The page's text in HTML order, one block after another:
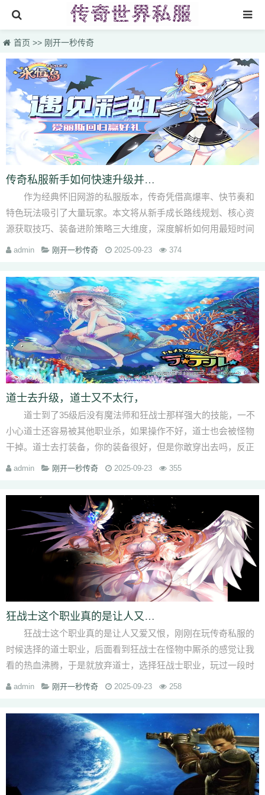
首页
找sf999传奇发布网
传奇搜服
热门私服
新开传奇网站
刚开一秒传奇
新开传奇网站专区
首页 >> 刚开一秒传奇
传奇私服新手如何快速升级并获取极品装备？
作为经典怀旧网游的私服版本，传奇凭借高爆率、快节奏和
特色玩法吸引了大量玩家。本文将从新手成长路线规划、核心资
源获取技巧、装备进阶策略三大维度，深度解析如何用最短时间
突破战力天花板，···
admin 刚开一秒传奇 2025-09-23 374
道士去升级，道士又不太行，
道士到了35级后没有魔法师和狂战士那样强大的技能，一不
小心道士还容易被其他职业杀，如果操作不好，道士也会被怪物
干掉。道士去打装备，你的装备很好，但是你敢穿出去吗，反正
我就没有进过几个···
admin 刚开一秒传奇 2025-09-23 355
狂战士这个职业真的是让人又爱又恨
狂战士这个职业真的是让人又爱又恨，刚刚在玩传奇私服的
时候选择的道士职业，后面看到狂战士在怪物中厮杀的感觉让我
看的热血沸腾，于是就放弃道士，选择狂战士职业，玩过一段时
间后，才发现这个···
admin 刚开一秒传奇 2025-09-23 258